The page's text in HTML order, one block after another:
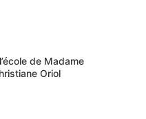
de Madame
Oriol